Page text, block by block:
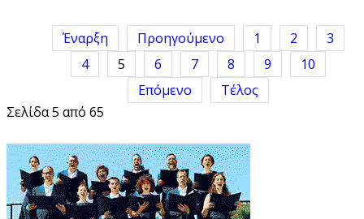
Έναρξη Προηγούμενο 1 2
3
4
5 6 7 8 9
10
Επόμενο
Τέλος
Σελίδα 5 από 65